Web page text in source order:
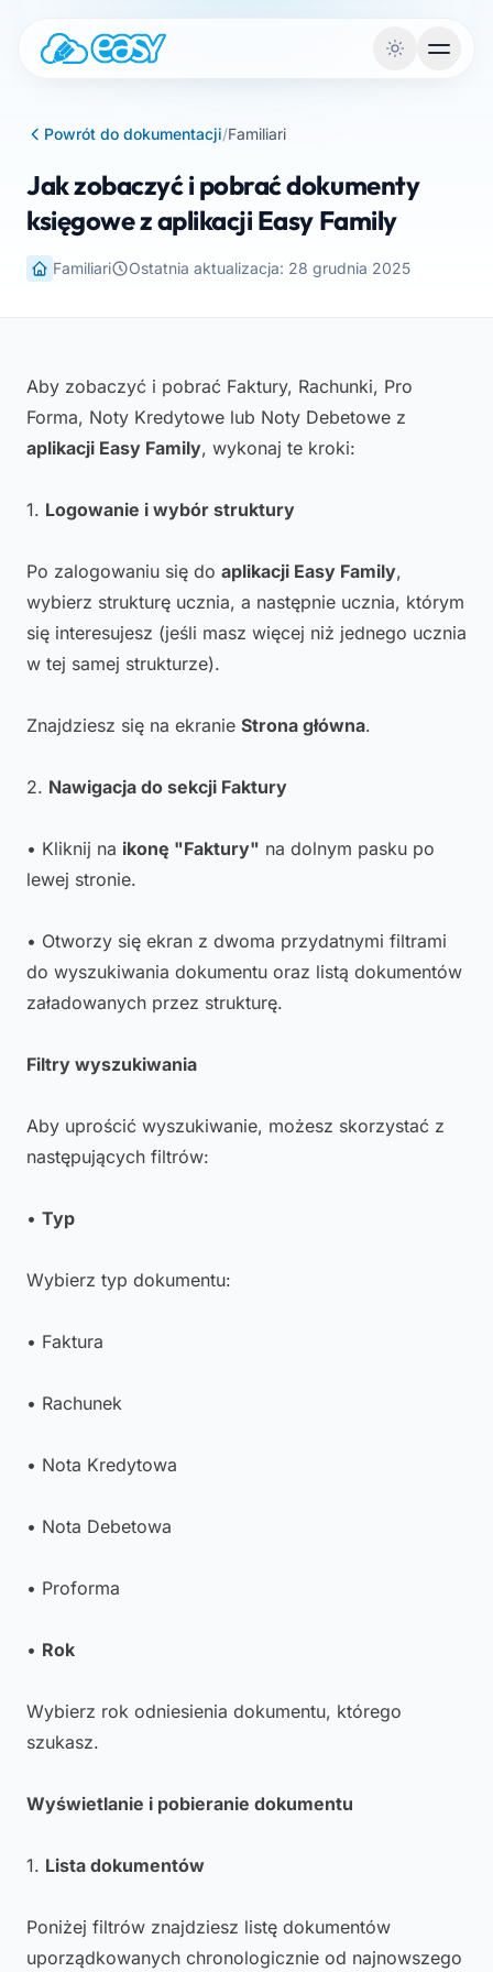
Powrót do dokumentacji/Familiari
Jak zobaczyć i pobrać dokumenty
księgowe z aplikacji Easy Family
Familiari Ostatnia aktualizacja: 28 grudnia 2025
Aby zobaczyć i pobrać Faktury, Rachunki, Pro
Forma, Noty Kredytowe lub Noty Debetowe z
aplikacji Easy Family, wykonaj te kroki:
1. Logowanie i wybór struktury
Po zalogowaniu się do aplikacji Easy Family,
wybierz strukturę ucznia, a następnie ucznia, którym
się interesujesz (jeśli masz więcej niż jednego ucznia
w tej samej strukturze).
Znajdziesz się na ekranie Strona główna.
2. Nawigacja do sekcji Faktury
• Kliknij na ikonę "Faktury" na dolnym pasku po
lewej stronie.
• Otworzy się ekran z dwoma przydatnymi filtrami
do wyszukiwania dokumentu oraz listą dokumentów
załadowanych przez strukturę.
Filtry wyszukiwania
Aby uprościć wyszukiwanie, możesz skorzystać z
następujących filtrów:
• Typ
Wybierz typ dokumentu:
• Faktura
• Rachunek
• Nota Kredytowa
• Nota Debetowa
• Proforma
• Rok
Wybierz rok odniesienia dokumentu, którego
szukasz.
Wyświetlanie i pobieranie dokumentu
1. Lista dokumentów
Poniżej filtrów znajdziesz listę dokumentów
uporządkowanych chronologicznie od najnowszego